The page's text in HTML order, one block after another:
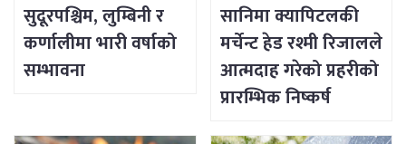
सुदूरपश्चिम, लुम्बिनी र
कर्णालीमा भारी वर्षाको
सम्भावना
सानिमा क्यापिटलकी
मर्चेन्ट हेड रश्मी रिजालले
आत्मदाह गरेको प्रहरीको
प्रारम्भिक निष्कर्ष